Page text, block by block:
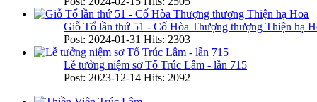
Giỗ Tổ lần thứ 51 - Cố Hòa Thượng thượng Thiện hạ
Post: 2024-01-31 Hits: 2303
Lễ tưởng niệm sơ Tổ Trúc Lâm - lần 715
Post: 2023-12-14 Hits: 2092